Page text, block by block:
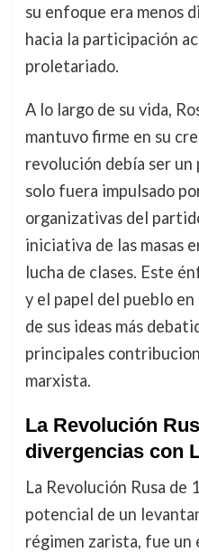
su enfoque era menos
hacia la participación
proletariado.
A lo largo de su vida,
mantuvo firme en su
revolución debía ser un
solo fuera impulsado
organizativas del
iniciativa de las masas
lucha de clases. Este
y el papel del pueblo
de sus ideas más
principales
marxista.
La Revolución
divergencias con
La Revolución Rusa de
potencial de un
régimen zarista, fue un